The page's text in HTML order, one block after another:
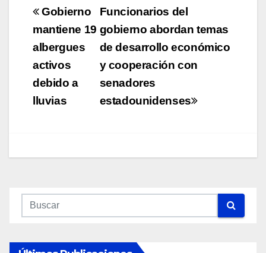
Navegación
de
entradas
Funcionarios del
gobierno abordan temas
de desarrollo económico
y cooperación con
senadores
estadounidenses
Gobierno
mantiene 19
albergues
activos
debido a
lluvias